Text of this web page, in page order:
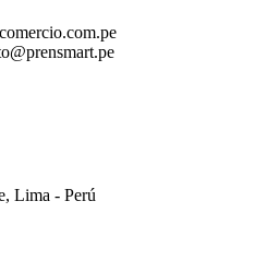
Lima - Perú